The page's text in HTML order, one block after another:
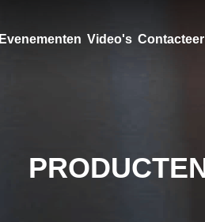
Evenementen Video's